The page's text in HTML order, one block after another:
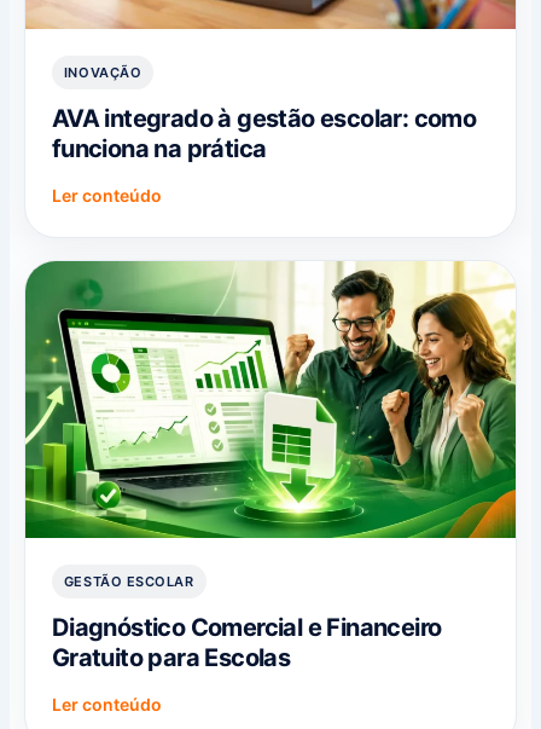
INOVAÇÃO
AVA integrado à gestão escolar: como
funciona na prática
Ler conteúdo
GESTÃO ESCOLAR
Diagnóstico Comercial e Financeiro
Gratuito para Escolas
Ler conteúdo